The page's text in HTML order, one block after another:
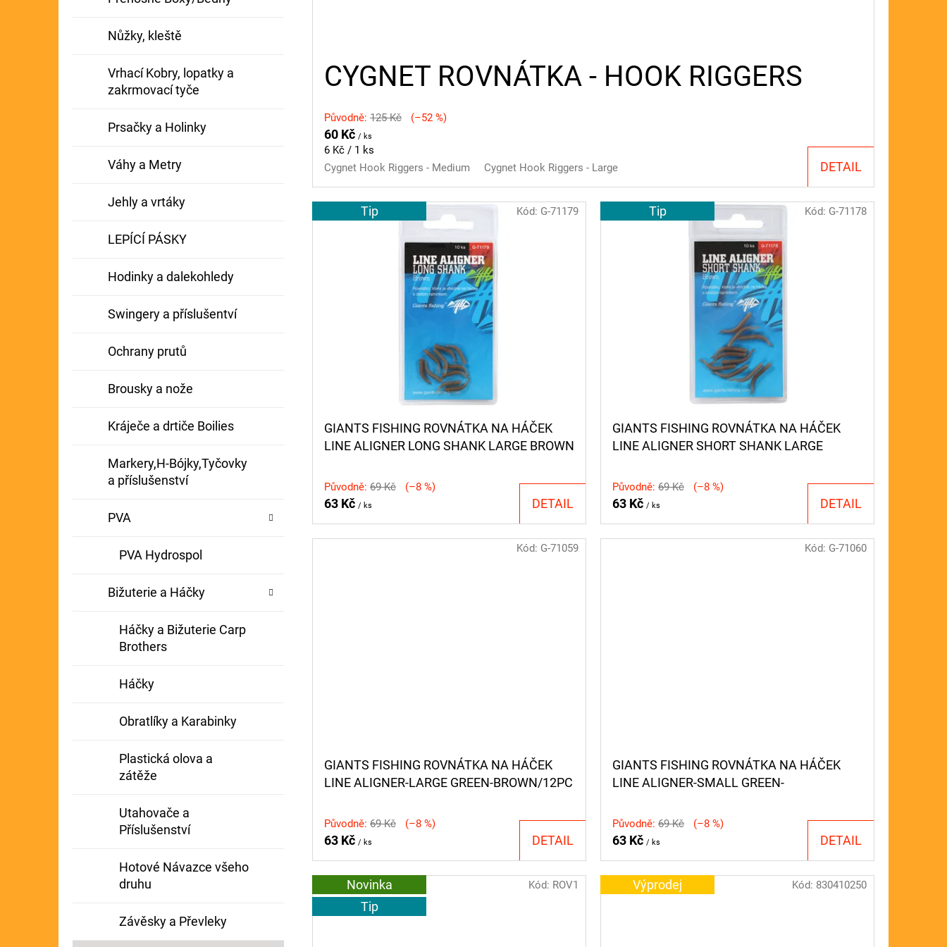
Nůžky, kleště
Vrhací Kobry, lopatky a
zakrmovací tyče
Prsačky a Holinky
Váhy a Metry
Jehly a vrtáky
LEPÍCÍ PÁSKY
Hodinky a dalekohledy
Swingery a příslušentví
Ochrany prutů
Brousky a nože
Kráječe a drtiče Boilies
Markery,H-Bójky,Tyčovky
a příslušenství
PVA
PVA Hydrospol
Bižuterie a Háčky
Háčky a Bižuterie Carp
Brothers
Háčky
Obratlíky a Karabinky
Plastická olova a
zátěže
Utahovače a
Příslušenství
Hotové Návazce všeho
druhu
Závěsky a Převleky
CYGNET ROVNÁTKA - HOOK RIGGERS
Původně: 125 Kč (–52 %)
60 Kč / ks
Měrná
cena:
6 Kč / 1 ks
Cygnet Hook Riggers - Medium
Cygnet Hook Riggers - Large DETAIL
Tip
GIANTS FISHING ROVNÁTKA NA HÁČEK
LINE ALIGNER LONG SHANK LARGE BROWN
Původně: 69 Kč (–8 %)
63 Kč / ks DETAIL
Kód: G-71179 Tip
GIANTS FISHING ROVNÁTKA NA HÁČEK
LINE ALIGNER SHORT SHANK LARGE
Původně: 69 Kč (–8 %)
63 Kč / ks DETAIL
Kód: G-71178
GIANTS FISHING ROVNÁTKA NA HÁČEK
LINE ALIGNER-LARGE GREEN-BROWN/12PC
Původně: 69 Kč (–8 %)
63 Kč / ks DETAIL
Kód: G-71059
GIANTS FISHING ROVNÁTKA NA HÁČEK
LINE ALIGNER-SMALL GREEN-
Původně: 69 Kč (–8 %)
63 Kč / ks DETAIL
Kód: G-71060
Novinka
Tip
Kód: ROV1 Výprodej Kód: 830410250